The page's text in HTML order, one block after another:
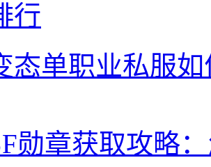
行
态单职业私服
勋章获取攻略